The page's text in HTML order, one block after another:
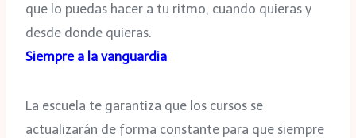
que lo puedas hacer a tu ritmo, cuando quieras y
desde donde quieras.
Siempre a la vanguardia
La escuela te garantiza que los cursos se
actualizarán de forma constante para que siempre